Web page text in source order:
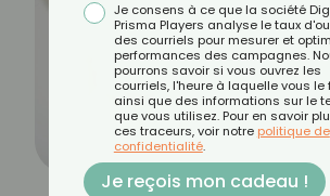
Je consens à ce que la société
Prisma Players analyse le taux
des courriels pour mesurer et
performances des campagnes.
pourrons savoir si vous ouvrez les
courriels, l'heure à laquelle vous le
ainsi que des informations sur le
que vous utilisez. Pour en savoir
ces traceurs, voir notre politique de
confidentialité.
Je reçois mon cadeau !